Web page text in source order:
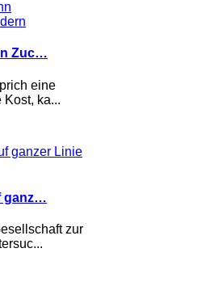
Zuc…
eine
Kost, ka...
ganz…
zur